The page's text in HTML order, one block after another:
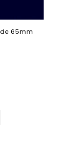
65mm